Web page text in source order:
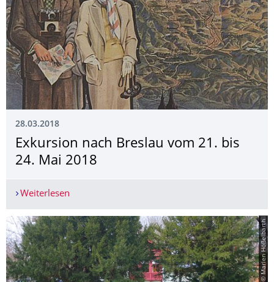
28.03.2018
Exkursion nach Breslau vom 21. bis
24. Mai 2018
Weiterlesen
© Marlen Hößelbarth